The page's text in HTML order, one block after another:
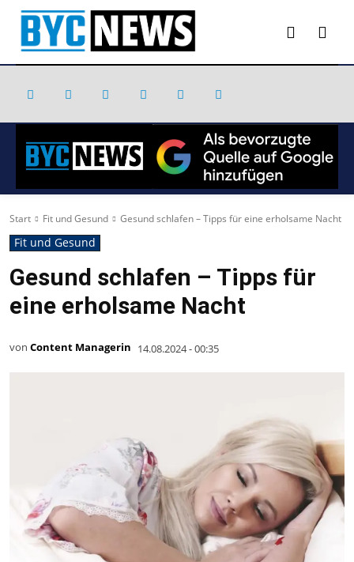
Start Fit und Gesund Gesund schlafen – Tipps für eine erholsame Nacht
Fit und Gesund
Gesund schlafen – Tipps für
eine erholsame Nacht
von Content Managerin 14.08.2024 - 00:35